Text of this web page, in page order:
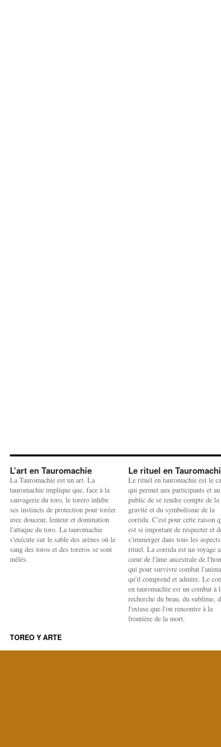
L’art en Tauromachie
La Tauromachie est un art. La
tauromachie implique que, face à la
sauvagerie du toro, le torero inhibe
ses instincts de protection pour toréer
avec douceur, lenteur et domination
l'attaque du toro. La tauromachie
s'exécute sur le sable des arènes où le
sang des toros et des toreros se sont
mêlés.
Le rituel en
Le rituel en tauromachie est le
qui permet aux participants et au
public de se rendre compte de la
gravité et du symbolisme de la
corrida. C'est pour cette raison
est si important de respecter et
s'immerger dans tous les
rituel. La corrida est un voyage
cœur de l'âme ancestrale de
qui pour survivre combat
qu'il comprend et admire. Le
en tauromachie est un combat à
recherche du beau, du sublime,
l'extase que l'on rencontre à la
frontière de la mort.
TOREO Y ARTE